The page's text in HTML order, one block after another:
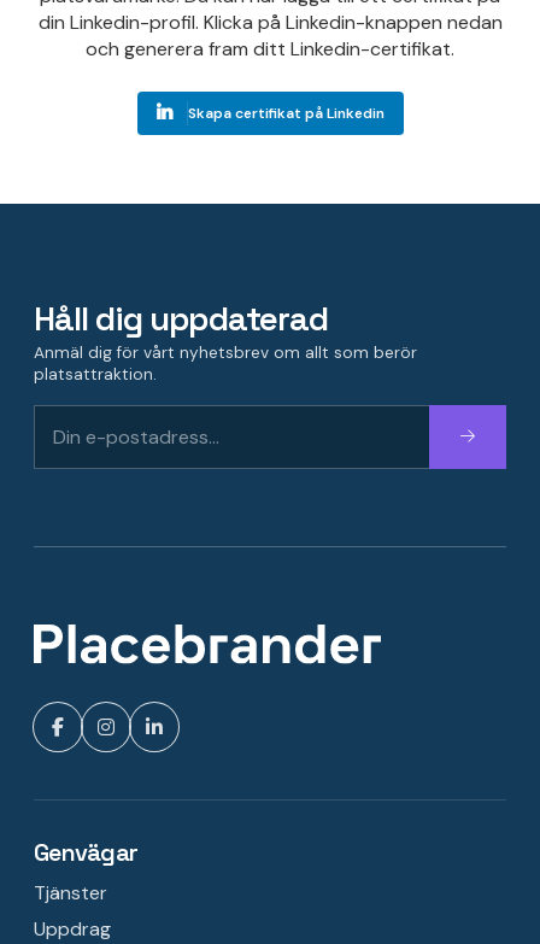
din Linkedin-profil. Klicka på Linkedin-knappen nedan
och generera fram ditt Linkedin-certifikat.
Skapa certifikat på Linkedin
Håll dig uppdaterad
Anmäl dig för vårt nyhetsbrev om allt som berör
platsattraktion.
Fortsätt
Genvägar
Tjänster
Uppdrag